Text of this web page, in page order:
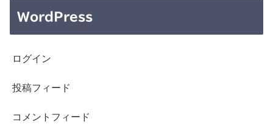
WordPress
ログイン
投稿フィード
コメントフィード